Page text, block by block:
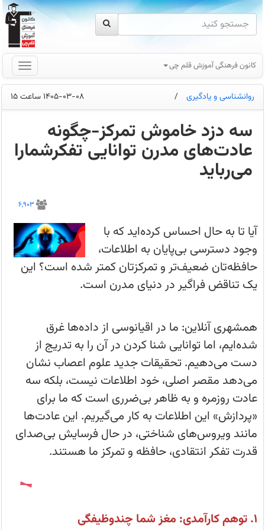
کانون فرهنگی آموزش قلم چی
روانشناسی و یادگیری / 1405-03-08 ساعت 15
سه دزد خاموش تمرکز-چگونه
عادت‌های مدرن توانایی تفکرشمارا
می‌رباید
چگونه
مدرن
توانایی
می‌رباید
آیا
تا
کرده‌اید
که
با
وجود
دسترسی
بی‌پایان
اطلاعات،
حافظه‌تان
ضعیف‌تر
و
تمرکزتان
کمتر
شده
است؟
این
6,903
آیا تا به حال احساس کرده‌اید که با
وجود دسترسی بی‌پایان به اطلاعات،
حافظه‌تان ضعیف‌تر و تمرکزتان کمتر شده است؟ این
یک تناقض فراگیر در دنیای مدرن است.
همشهری آنلاین: ما در اقیانوسی از داده‌ها غرق
شده‌ایم، اما توانایی شنا کردن در آن را به تدریج از
دست می‌دهیم. تحقیقات جدید علوم اعصاب نشان
می‌دهد مقصر اصلی، خود اطلاعات نیست، بلکه سه
عادت روزمره و به ظاهر بی‌ضرری است که ما برای
«پردازش» این اطلاعات به کار می‌گیریم. این عادت‌ها
مانند ویروس‌های شناختی، در حال فرسایش بی‌صدای
قدرت تفکر انتقادی، حافظه و تمرکز ما هستند.
۱. توهم کارآمدی: مغز شما چندوظیفگی